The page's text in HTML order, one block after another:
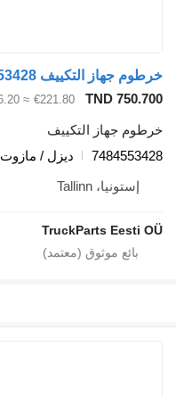
TND 750.700
€221.80
≈ $256.20
خرطوم جهاز التكييف
7484553428
ديزل / مازوت
إستونيا، Tallinn
TruckParts Eesti OÜ